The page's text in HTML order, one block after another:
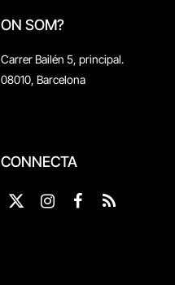
ON SOM?
Carrer Bailén 5, principal.
08010, Barcelona
CONNECTA
X
InstagramFacebook
RSS